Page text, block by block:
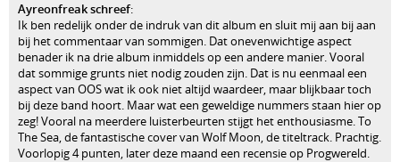
Ayreonfreak schreef:
Ik ben redelijk onder de indruk van dit album en sluit mij aan bij aan
bij het commentaar van sommigen. Dat onevenwichtige aspect
benader ik na drie album inmiddels op een andere manier. Vooral
dat sommige grunts niet nodig zouden zijn. Dat is nu eenmaal een
aspect van OOS wat ik ook niet altijd waardeer, maar blijkbaar toch
bij deze band hoort. Maar wat een geweldige nummers staan hier op
zeg! Vooral na meerdere luisterbeurten stijgt het enthousiasme. To
The Sea, de fantastische cover van Wolf Moon, de titeltrack. Prachtig.
Voorlopig 4 punten, later deze maand een recensie op Progwereld.